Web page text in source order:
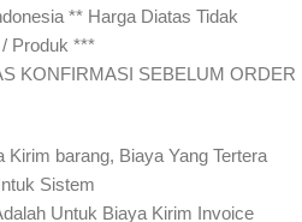
** Harga Diatas Tidak
Produk ***
KONFIRMASI SEBELUM ORDER
barang, Biaya Yang Tertera
Sistem
Untuk Biaya Kirim Invoice